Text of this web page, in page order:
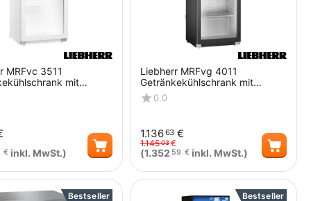
MRFvc 3511
mit
LED
€ inkl. MwSt.)
Liebherr MRFvg 4011
Getränkekühlschrank mit
Glastür und LED
0.0
1.13663 €
1.14503€
(1.352 59 € inkl. MwSt.)
Bestseller Bestseller